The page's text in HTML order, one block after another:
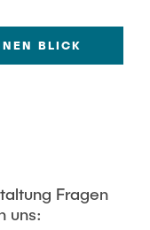
BLICK
Fragen
uns: